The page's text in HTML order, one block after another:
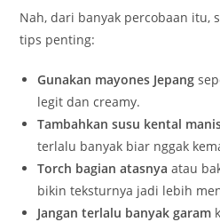
Nah, dari banyak percobaan itu,
tips penting:
Gunakan mayones Jepang
legit dan creamy.
Tambahkan susu kental
terlalu banyak biar nggak
Torch bagian atasnya atau
bikin teksturnya jadi lebih
Jangan terlalu banyak garam